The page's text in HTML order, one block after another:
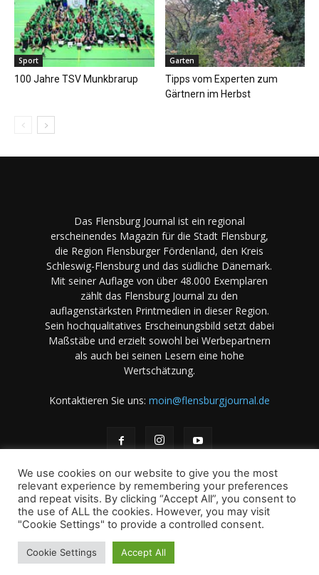
Sport
100 Jahre TSV Munkbrarup
Garten
Tipps vom Experten zum
Gärtnern im Herbst
Das Flensburg Journal ist ein regional
erscheinendes Magazin für die Stadt Flensburg,
die Region Flensburger Fördenland, den Kreis
Schleswig-Flensburg und das südliche Dänemark.
Mit seiner Auflage von über 48.000 Exemplaren
zählt das Flensburg Journal zu den
auflagenstärksten Printmedien in dieser Region.
Sein hochqualitatives Erscheinungsbild setzt dabei
Maßstäbe und erzielt sowohl bei Werbepartnern
als auch bei seinen Lesern eine hohe
Wertschätzung.
Kontaktieren Sie uns: moin@flensburgjournal.de
Über uns Stellenangebote Impressum
Datenschutz
Magazin-Archiv
Das Magazin Mediadaten
© 2001-2026 copyright by A. B & M Art. Books & Magazines -
International - GmbH und Co KG
We use cookies on our website to give you the most
relevant experience by remembering your preferences
and repeat visits. By clicking “Accept All”, you consent to
the use of ALL the cookies. However, you may visit
"Cookie Settings" to provide a controlled consent.
Cookie Settings Accept All